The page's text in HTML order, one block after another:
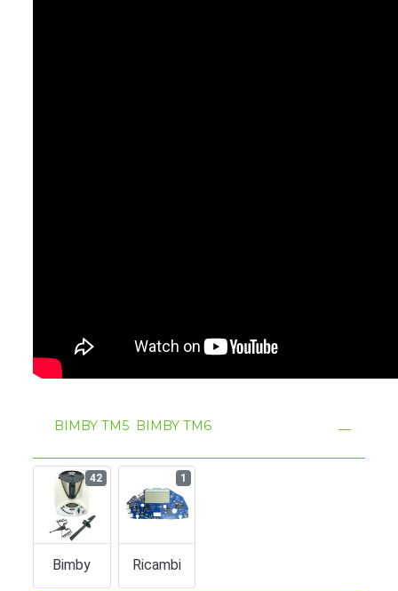
BIMBY TM5 BIMBY TM6
Bimby
42
Ricambi
1